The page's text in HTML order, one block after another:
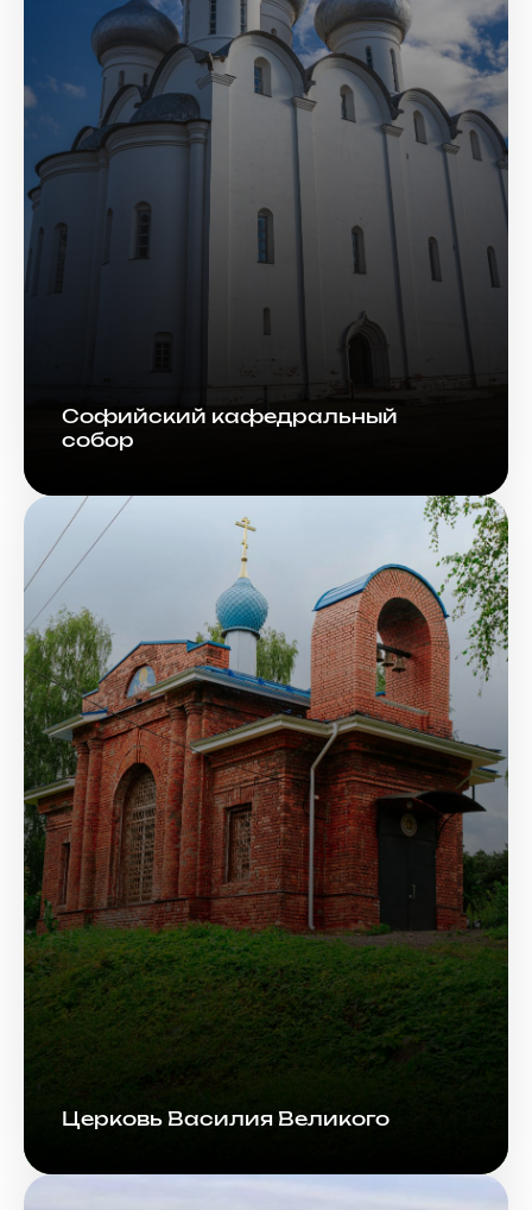
Софийский кафедральный
собор
Церковь Василия Великого